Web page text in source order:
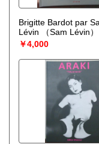
Brigitte Bardot par
Lévin
（Sam Lévin）
￥4,000